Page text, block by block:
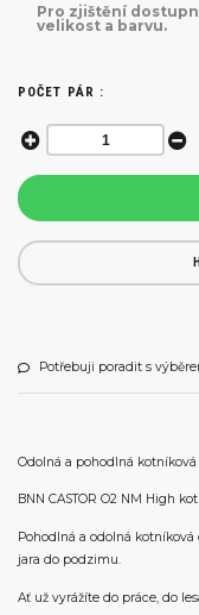
Pro zjištění
velikost a barvu.
POČET PÁR :
Potřebuji poradit s
Odolná a pohodlná
BNN CASTOR O2 NM High
Pohodlná a odolná
jara do podzimu.
Ať už vyrážíte do práce, do